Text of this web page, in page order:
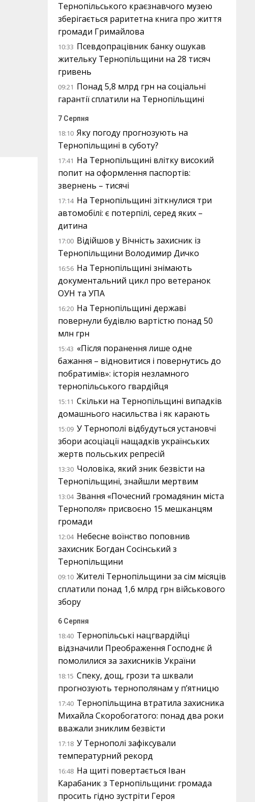
Тернопільського краєзнавчого музею
зберігається раритетна книга про життя
громади Гримайлова
10:33 Псевдопрацівник банку ошукав
жительку Тернопільщини на 28 тисяч
гривень
09:21 Понад 5,8 млрд грн на соціальні
гарантії сплатили на Тернопільщині
7 Серпня
18:10 Яку погоду прогнозують на
Тернопільщині в суботу?
17:41 На Тернопільщині влітку високий
попит на оформлення паспортів:
звернень – тисячі
17:14 На Тернопільщині зіткнулися три
автомобілі: є потерпілі, серед яких –
дитина
17:00 Відійшов у Вічність захисник із
Тернопільщини Володимир Дичко
16:56 На Тернопільщині знімають
документальний цикл про ветеранок
ОУН та УПА
16:20 На Тернопільщині державі
повернули будівлю вартістю понад 50
млн грн
15:43 «Після поранення лише одне
бажання – відновитися і повернутись до
побратимів»: історія незламного
тернопільського гвардійця
15:11 Скільки на Тернопільщині випадків
домашнього насильства і як карають
15:09 У Тернополі відбудуться установчі
збори асоціації нащадків українських
жертв польських репресій
13:30 Чоловіка, який зник безвісти на
Тернопільщині, знайшли мертвим
13:04 Звання «Почесний громадянин міста
Тернополя» присвоєно 15 мешканцям
громади
12:04 Небесне воїнство поповнив
захисник Богдан Сосінський з
Тернопільщини
09:10 Жителі Тернопільщини за сім місяців
сплатили понад 1,6 млрд грн військового
збору
6 Серпня
18:40 Тернопільські нацгвардійці
відзначили Преображення Господнє й
помолилися за захисників України
18:15 Спеку, дощ, грози та шквали
прогнозують тернополянам у п’ятницю
17:40 Тернопільщина втратила захисника
Михайла Скоробогатого: понад два роки
вважали зниклим безвісти
17:18 У Тернополі зафіксували
температурний рекорд
16:48 На щиті повертається Іван
Карабаник з Тернопільщини: громада
просить гідно зустріти Героя